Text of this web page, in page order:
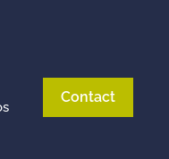
Contact